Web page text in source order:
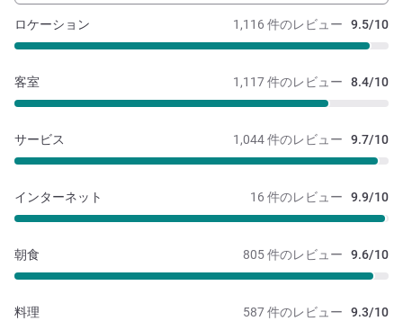
1,116 件のレビュー 9.5/10
ロケーション
1,117 件のレビュー 8.4/10
客室
1,044 件のレビュー 9.7/10
サービス
16 件のレビュー 9.9/10
インターネット
805 件のレビュー 9.6/10
朝食
587 件のレビュー 9.3/10
料理